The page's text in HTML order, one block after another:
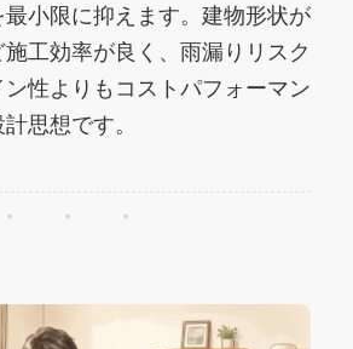
小限に抑えます。建物形状が
工効率が良く、雨漏りリスク
ン性よりもコストパフォーマン
思想です。
・・・